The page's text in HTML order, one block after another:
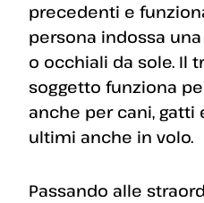
precedenti e
persona indossa
o occhiali da sole. Il
soggetto funziona
anche per cani, gatti
ultimi anche in volo.
Passando alle